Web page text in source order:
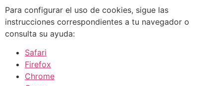
Para configurar el uso de cookies, sigue las
instrucciones correspondientes a tu navegador o
consulta su ayuda:
Safari
Firefox
Chrome